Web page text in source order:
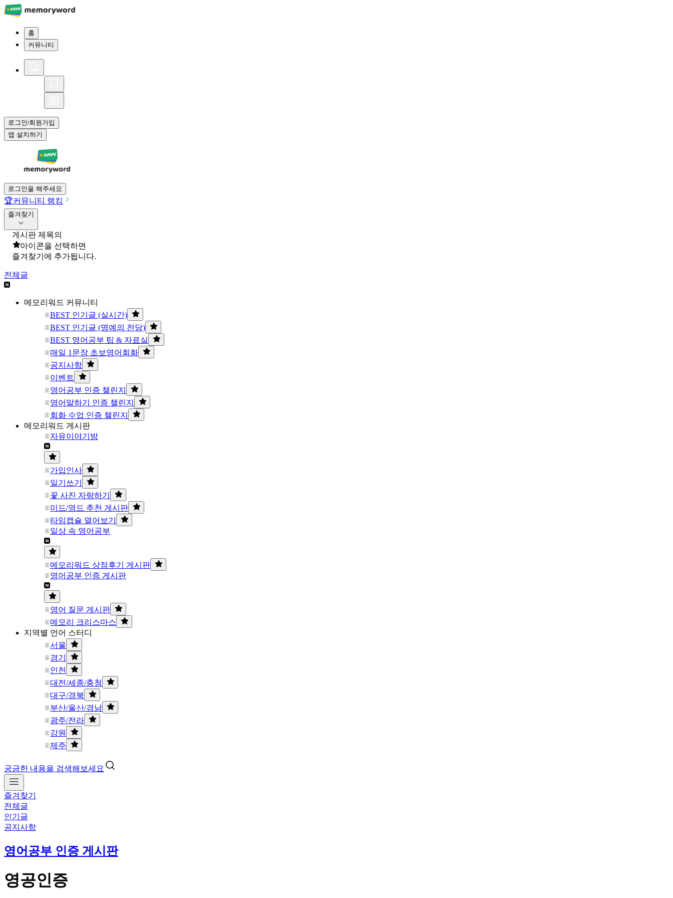
홈
커뮤니티
로그인/회원가입
앱 설치하기
로그인을 해주세요
🏆커뮤니티 랭킹
즐겨찾기
게시판 제목의
아이콘을 선택하면
즐겨찾기에 추가됩니다.
전체글
메모리워드 커뮤니티
BEST 인기글 (실시간)
BEST 인기글 (명예의 전당)
BEST 영어공부 팁 & 자료실
매일 1문장 초보영어회화
공지사항
이벤트
영어공부 인증 챌린지
영어말하기 인증 챌린지
회화 수업 인증 챌린지
메모리워드 게시판
자유이야기방
가입인사
일기쓰기
꽃 사진 자랑하기
미드/영드 추천 게시판
타임캡슐 열어보기
일상 속 영어공부
메모리워드 상점후기 게시판
영어공부 인증 게시판
영어 질문 게시판
메모리 크리스마스
지역별 언어 스터디
서울
경기
인천
대전/세종/충청
대구/경북
부산/울산/경남
광주/전라
강원
제주
궁금한 내용을 검색해보세요
즐겨찾기
전체글
인기글
공지사항
영어공부 인증 게시판
영공인증